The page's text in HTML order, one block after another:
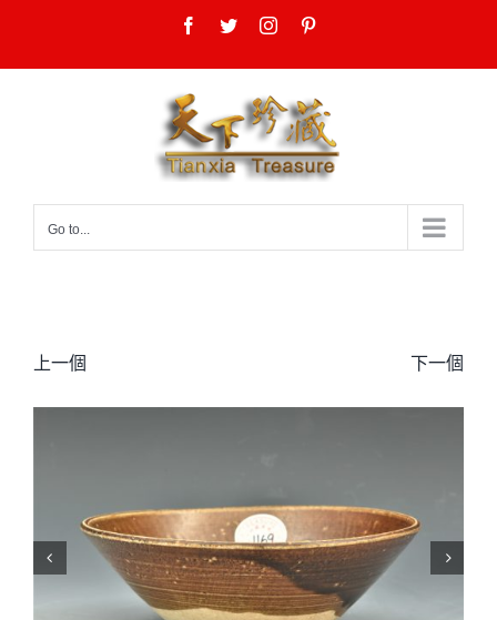
content
Facebook
TwitterInstagram
Go to...
上一個 下一個
 